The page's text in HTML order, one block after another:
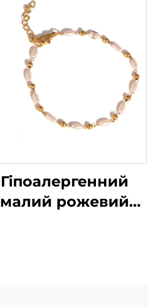
Гіпоалергенний
малий рожевий